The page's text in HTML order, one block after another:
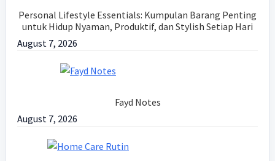
Personal Lifestyle Essentials: Kumpulan Barang Penting
untuk Hidup Nyaman, Produktif, dan Stylish Setiap Hari
August 7, 2026
Fayd Notes
August 7, 2026